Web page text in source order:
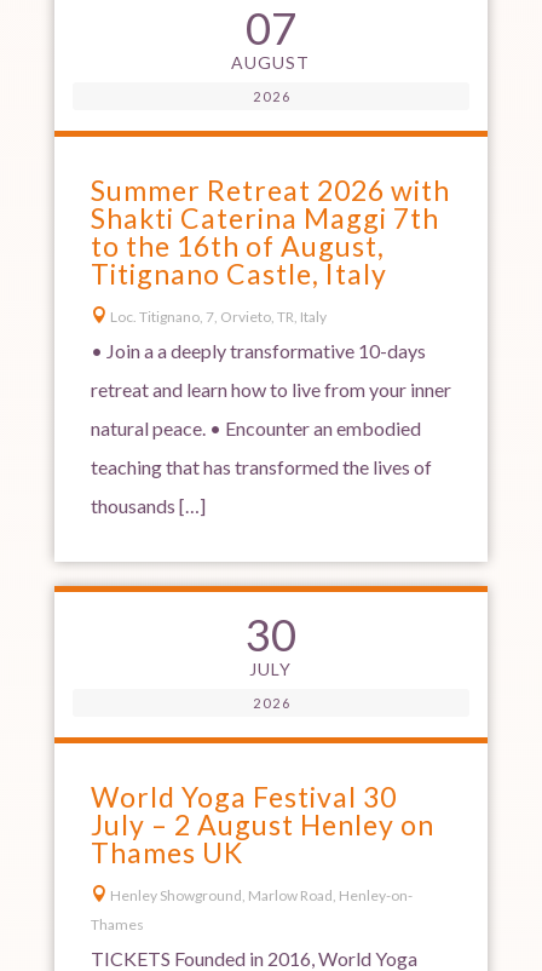
07
AUGUST
2026
Summer Retreat 2026 with
Shakti Caterina Maggi 7th
to the 16th of August,
Titignano Castle, Italy
 Loc. Titignano, 7, Orvieto, TR, Italy
• Join a a deeply transformative 10-days
retreat and learn how to live from your inner
natural peace. • Encounter an embodied
teaching that has transformed the lives of
thousands […]
30
JULY
2026
World Yoga Festival 30
July – 2 August Henley on
Thames UK
 Henley Showground, Marlow Road, Henley-on-
Thames
TICKETS Founded in 2016, World Yoga